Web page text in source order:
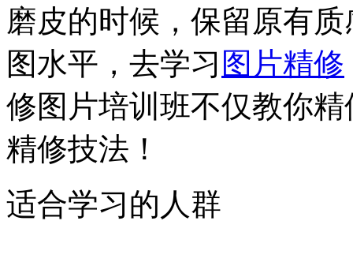
磨皮的时候，保留原有
图水平，去学习 图片精修
修图片培训班不仅教你
精修技法！
适合学习的人群